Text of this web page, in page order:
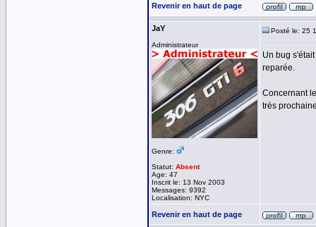
Revenir en haut de page
JaY
Administrateur
Genre:
Statut: Absent
Age: 47
Inscrit le: 13 Nov 2003
Messages: 9392
Localisation: NYC
Posté le: 25
Un bug
reparée.
Concernant
très
Revenir en haut de page